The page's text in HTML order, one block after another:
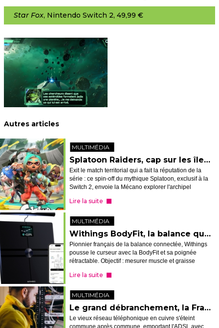
Star Fox, Nintendo Switch 2, 49,99 €
Autres articles
MULTIMÉDIA
Splatoon Raiders, cap sur les îles avec Tridenfer
Exit le match territorial qui a fait la réputation de la
série : ce spin-off du mythique Splatoon, exclusif à la
Switch 2, envoie la Mécano explorer l'archipel
raids jouables seu...
Lire la suite
MULTIMÉDIA
Withings BodyFit, la balance qui scanne le corps entier
Pionnier français de la balance connectée, Withings
pousse le curseur avec la BodyFit et sa poignée
rétractable. Objectif : mesurer muscle et graisse
seulement. Une promesse séduisante, à con...
Lire la suite
MULTIMÉDIA
Le grand débranchement, la France met fin à son vieux réseau ADSL
Le vieux réseau téléphonique en cuivre s'éteint
commune après commune, emportant l'ADSL avec